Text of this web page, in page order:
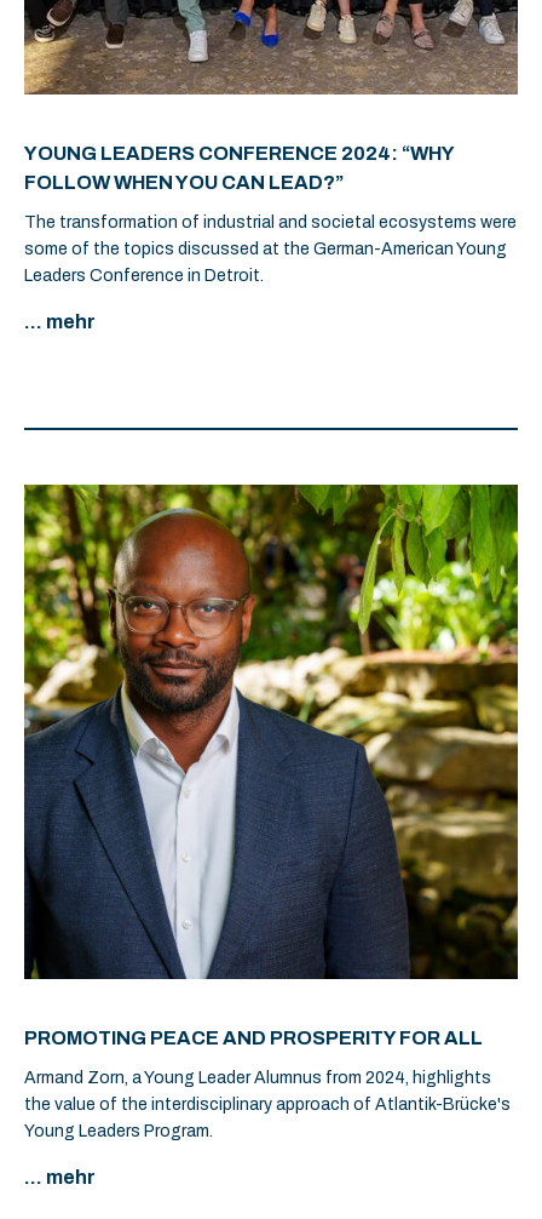
YOUNG LEADERS CONFERENCE 2024: “WHY
FOLLOW WHEN YOU CAN LEAD?”
The transformation of industrial and societal ecosystems were
some of the topics discussed at the German-American Young
Leaders Conference in Detroit.
... mehr
PROMOTING PEACE AND PROSPERITY FOR ALL
Armand Zorn, a Young Leader Alumnus from 2024, highlights
the value of the interdisciplinary approach of Atlantik-Brücke's
Young Leaders Program.
... mehr